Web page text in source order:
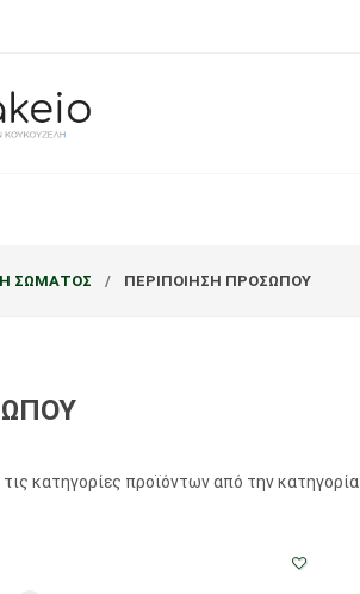
ΣΩΜΑΤΟΣ ΠΕΡΙΠΟΙΗΣΗ ΠΡΟΣΩΠΟΥ
κατηγορίες προϊόντων από την κατηγορία